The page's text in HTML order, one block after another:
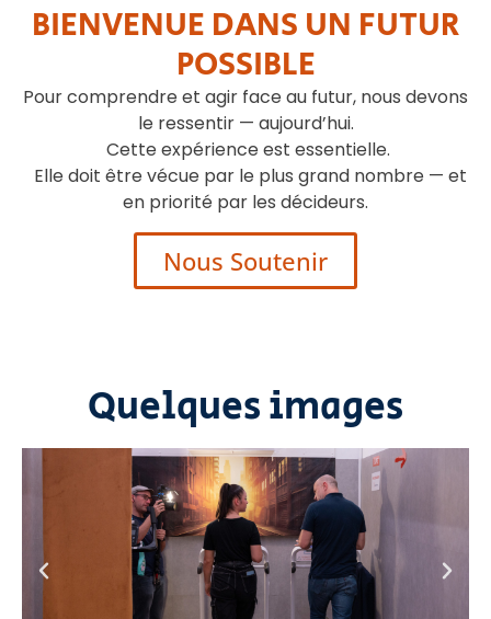
BIENVENUE DANS UN FUTUR
POSSIBLE
Pour comprendre et agir face au futur, nous devons
le ressentir — aujourd’hui.
Cette expérience est essentielle.
Elle doit être vécue par le plus grand nombre — et
en priorité par les décideurs.
Nous Soutenir
Quelques images